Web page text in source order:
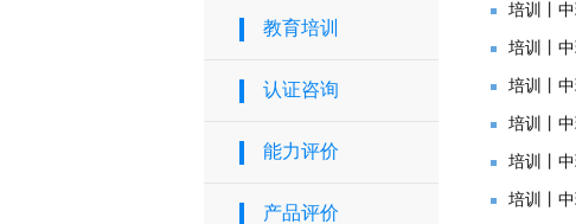
教育培训
认证咨询
能力评价
产品评价
培训丨
培训丨
培训丨
培训丨
培训丨
培训丨